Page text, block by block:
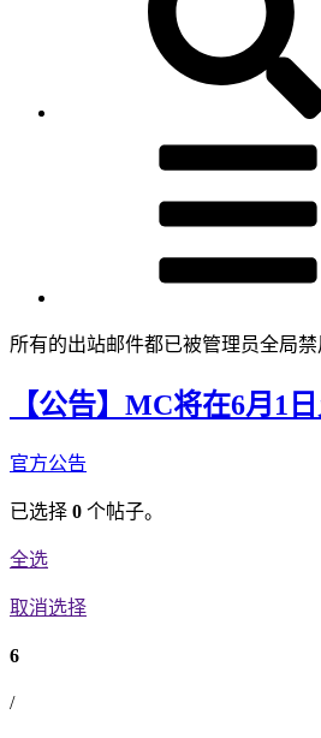
所有的出站邮件都已被管理员全局
【公告】MC将在6月1
官方公告
已选择 0 个帖子。
全选
取消选择
6
/